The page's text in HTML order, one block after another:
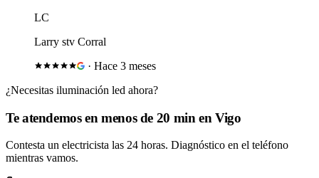
LC
Larry stv Corral
· Hace 3 meses
¿Necesitas iluminación led ahora?
Te atendemos en menos de 20 min en Vigo
Contesta un electricista las 24 horas. Diagnóstico en el teléfono
mientras vamos.